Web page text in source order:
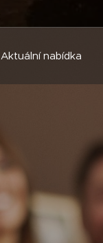
Aktuální nabídka